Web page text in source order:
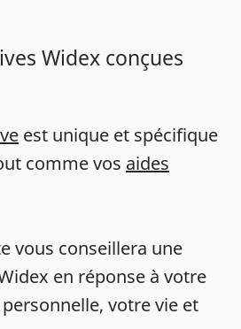
Widex conçues
est unique et spécifique
comme vos aides
vous conseillera une
en réponse à votre
votre vie et